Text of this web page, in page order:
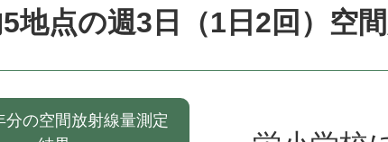
地点の週3日（1日2回）空
分の空間放射線量測定